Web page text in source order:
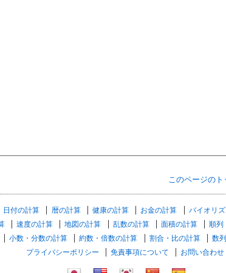
このページのト
日付の計算 暦の計算 健康の計算 お金の計算 バイオリ
速度の計算 地図の計算 乱数の計算 面積の計算 順列
小数・分数の計算 約数・倍数の計算 割合・比の計算 数
プライバシーポリシー
免責事項について お問い合わせ